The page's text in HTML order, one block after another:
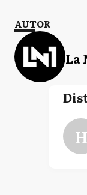
AUTOR
La
H